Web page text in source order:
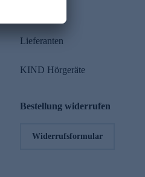
Lieferanten
KIND Hörgeräte
Bestellung widerrufen
Widerrufsformular